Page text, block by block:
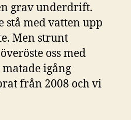
grav underdrift.
stå med vatten upp
Men strunt
oss med
igång
från 2008 och vi